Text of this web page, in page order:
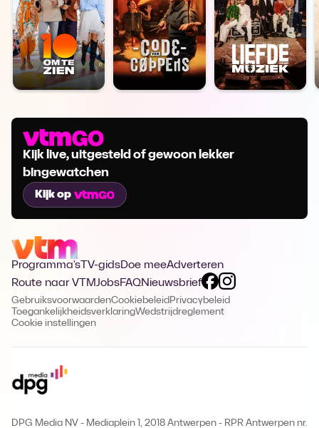
Kijk live, uitgesteld of gewoon lekker
bingewatchen
Kijk op
Programma's TV-gidsDoe meeAdverteren
Route naar VTMJobsFAQNieuwsbrief
GebruiksvoorwaardenCookiebeleid Privacybeleid
ToegankelijkheidsverklaringWedstrijdreglement
Cookie instellingen
DPG Media NV - Mediaplein 1, 2018 Antwerpen - RPR Antwerpen nr.